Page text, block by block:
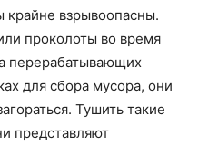
взрывоопасны.
проколоты во время
перерабатывающих
для сбора мусора, они
Тушить такие
представляют